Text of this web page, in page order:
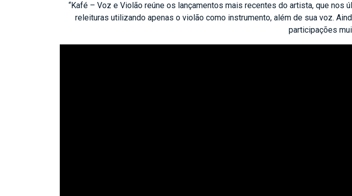
“Kafé – Voz e Violão reúne os lançamentos mais recentes do artista, que
releituras utilizando apenas o violão como instrumento, além de sua voz.
participações